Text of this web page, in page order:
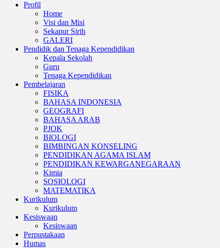
Profil
Home
Visi dan Misi
Sekapur Sirih
GALERI
Pendidik dan Tenaga Kependidikan
Kepala Sekolah
Guru
Tenaga Kependidikan
Pembelajaran
FISIKA
BAHASA INDONESIA
GEOGRAFI
BAHASA ARAB
PJOK
BIOLOGI
BIMBINGAN KONSELING
PENDIDIKAN AGAMA ISLAM
PENDIDIKAN KEWARGANEGARAAN
Kimia
SOSIOLOGI
MATEMATIKA
Kurikulum
Kurikulum
Kesiswaan
Kesiswaan
Perpustakaan
Humas